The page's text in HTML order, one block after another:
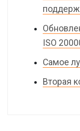
ISO
Самое
Вторая